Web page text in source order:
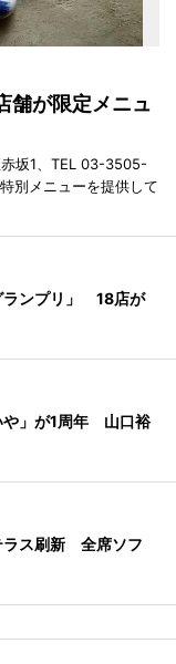
舗が限定メニュ
坂1、TEL 03-3505-
別メニューを提供して
ランプリ」 18店が
や」が1周年 山口裕
ラス刷新 全席ソフ